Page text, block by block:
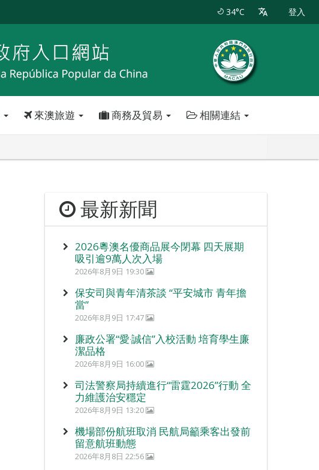
34°C 登入
來澳旅遊 商務及貿易 相關連結
最新新聞
2026粵澳名優商品展今閉幕 四天展期
吸引逾9萬人次入場
2026年8月9日 19:30
保安司與青年清茶談 “平安城市 青年擔
當”
2026年8月9日 17:47
廉政公署“愛‧誠信”入校活動 培育學生廉
潔品格
2026年8月9日 16:00
司法警察局持續進行“雷霆2026”行動 全
力維護治安穩定
2026年8月9日 13:20
機場部份航班取消 民航局籲乘客出發前
留意航班動態
2026年8月8日 22:56